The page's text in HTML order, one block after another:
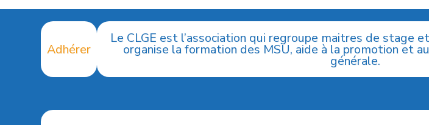
Adhérer
Le CLGE est l’association qui regroupe maitres de stage
organise la formation des MSU, aide à la promotion et
générale.